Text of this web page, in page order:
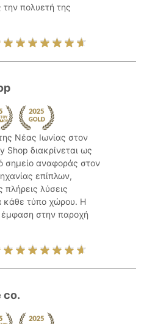
πολυετή της
Νέας Ιωνίας στον
Shop διακρίνεται ως
σημείο αναφοράς στον
επίπλων,
λύσεις
κάθε τύπο χώρου. Η
έμφαση στην παροχή
co.